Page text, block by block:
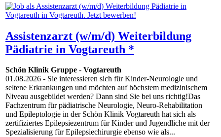
Assistenzarzt (w/m/d) Weiterbildung
Pädiatrie in Vogtareuth *
Schön Klinik Gruppe - Vogtareuth
01.08.2026 - Sie interessieren sich für Kinder-Neurologie und
seltene Erkrankungen und möchten auf höchstem medizinischem
Niveau ausgebildet werden? Dann sind Sie bei uns richtig!Das
Fachzentrum für pädiatrische Neurologie, Neuro-Rehabilitation
und Epileptologie in der Schön Klinik Vogtareuth hat sich als
zertifiziertes Epilepsiezentrum für Kinder und Jugendliche mit der
Spezialisierung für Epilepsiechirurgie ebenso wie als...